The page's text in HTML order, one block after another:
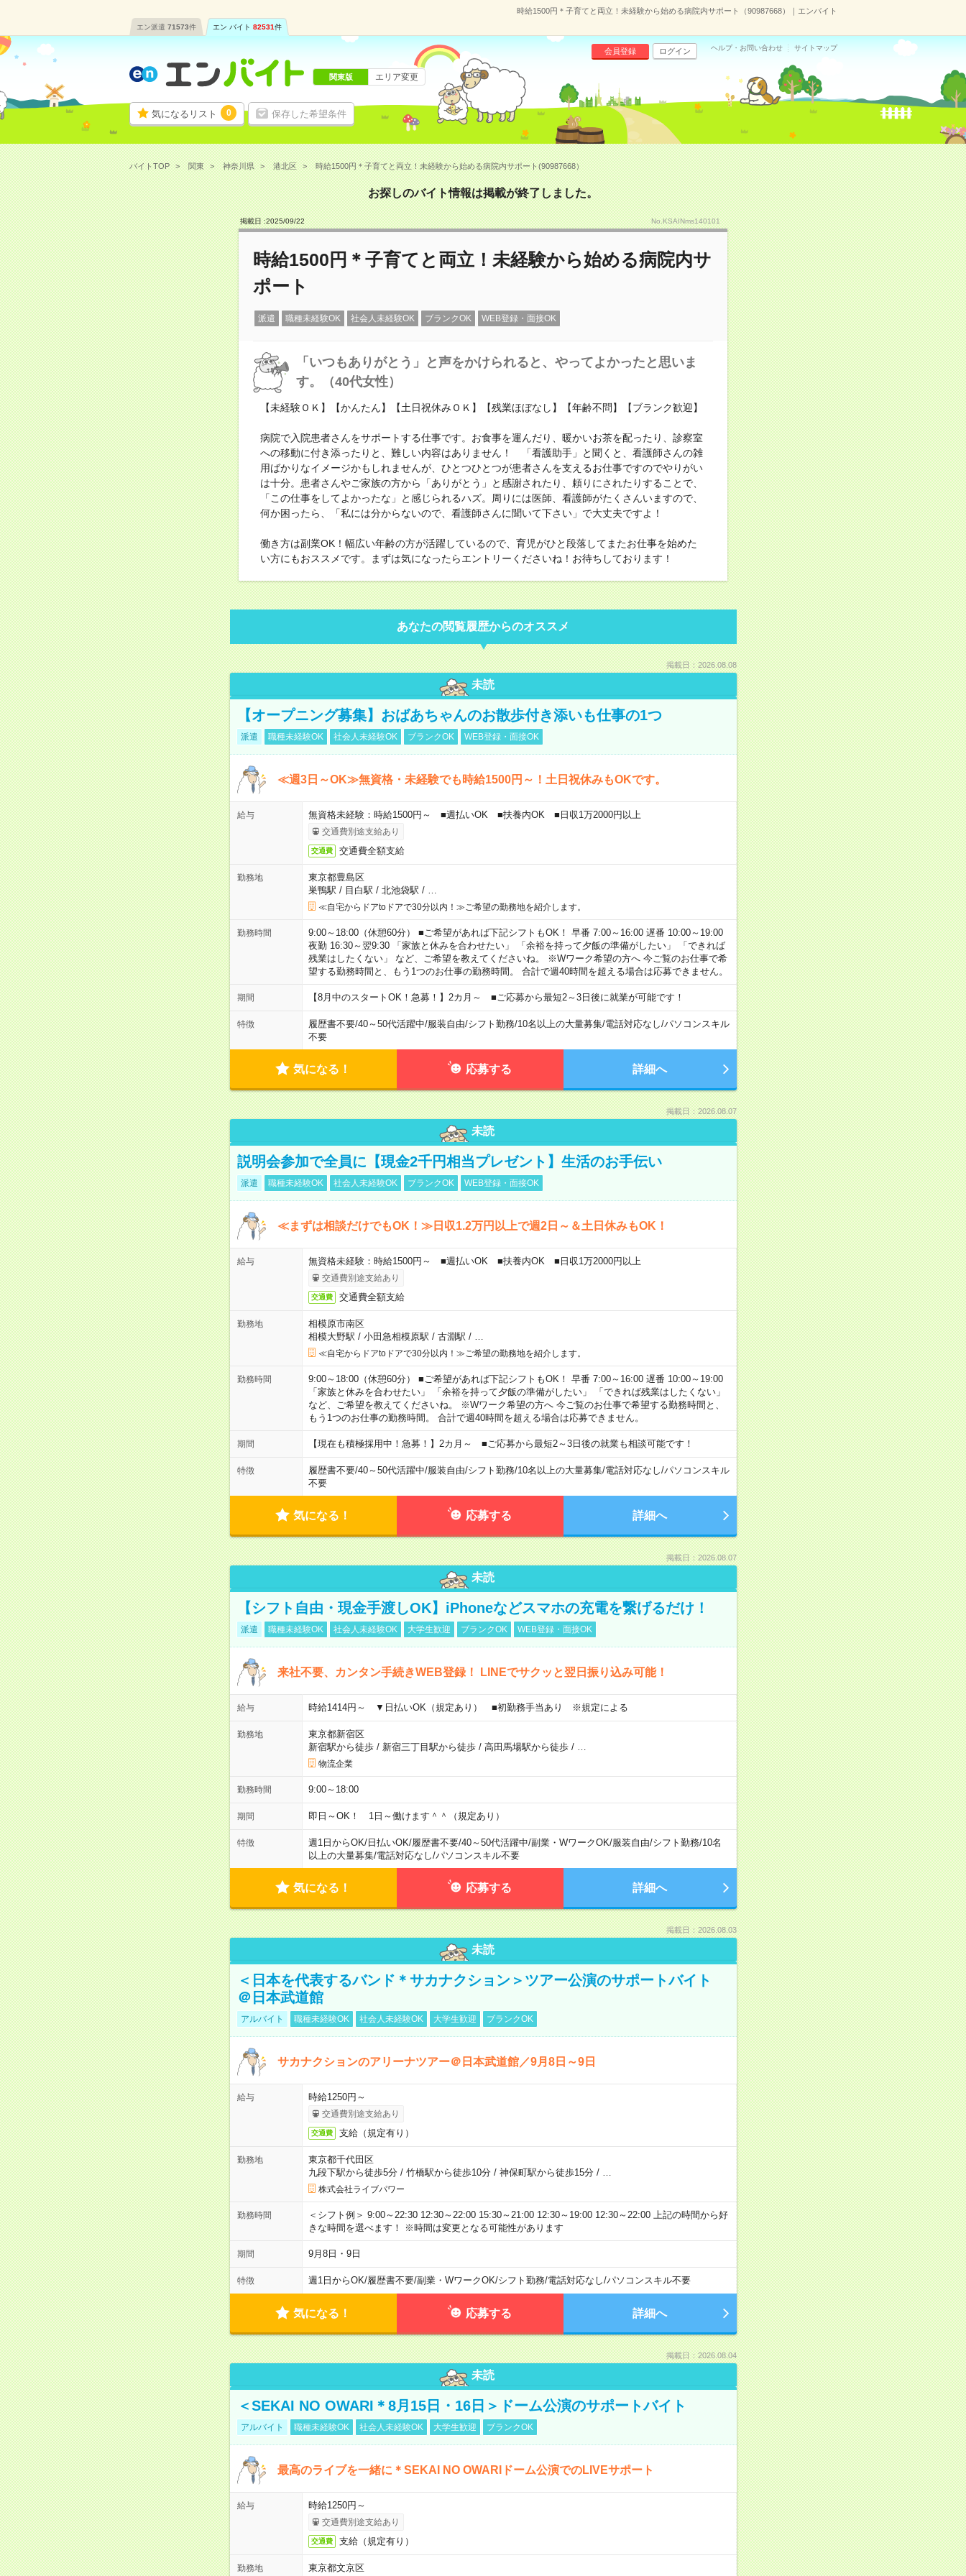
時給1500円＊子育てと両立！未経験から始める病院内サポート（90987668）｜エンバイト
エン派遣 71573件 エン バイト 82531件
気になるリスト 0 保存した希望条件
会員登録 ログイン ヘルプ・お問い合わせ サイトマップ
関東版 エリア変更
バイトTOP 関東 神奈川県 港北区 時給1500円＊子育てと両立！未経験から始める病院内サポート(90987668）
お探しのバイト情報は掲載が終了しました。
掲載日 :2025/09/22 No.KSAINms140101
時給1500円＊子育てと両立！未経験から始める病院内サ
ポート
派遣 職種未経験OK 社会人未経験OK ブランクOK WEB登録・面接OK
「いつもありがとう」と声をかけられると、やってよかったと思いま
す。（40代女性）
【未経験ＯＫ】【かんたん】【土日祝休みＯＫ】【残業ほぼなし】【年齢不問】【ブランク歓迎】
病院で入院患者さんをサポートする仕事です。お食事を運んだり、暖かいお茶を配ったり、診察室
への移動に付き添ったりと、難しい内容はありません！ 「看護助手」と聞くと、看護師さんの雑
用ばかりなイメージかもしれませんが、ひとつひとつが患者さんを支えるお仕事ですのでやりがい
は十分。患者さんやご家族の方から「ありがとう」と感謝されたり、頼りにされたりすることで、
「この仕事をしてよかったな」と感じられるハズ。周りには医師、看護師がたくさんいますので、
何か困ったら、「私には分からないので、看護師さんに聞いて下さい」で大丈夫ですよ！
働き方は副業OK！幅広い年齢の方が活躍しているので、育児がひと段落してまたお仕事を始めた
い方にもおススメです。まずは気になったらエントリーくださいね！お待ちしております！
あなたの閲覧履歴からのオススメ
掲載日：2026.08.08
未読
【オープニング募集】おばあちゃんのお散歩付き添いも仕事の1つ
派遣 職種未経験OK 社会人未経験OK ブランクOK WEB登録・面接OK
≪週3日～OK≫無資格・未経験でも時給1500円～！土日祝休みもOKです。
給与 無資格未経験：時給1500円～ ■週払いOK ■扶養内OK ■日収1万2000円以上
交通費別途支給あり
交通費 交通費全額支給
勤務地
東京都豊島区
巣鴨駅 / 目白駅 / 北池袋駅 /
≪自宅からドアtoドアで30分以内！≫ご希望の勤務地を紹介します。
勤務時間
9:00～18:00（休憩60分） ■ご希望があれば下記シフトもOK！ 早番 7:00～16:00 遅番 10:00～19:00
夜勤 16:30～翌9:30 「家族と休みを合わせたい」 「余裕を持って夕飯の準備がしたい」 「できれば
残業はしたくない」 など、ご希望を教えてくださいね。 ※Wワーク希望の方へ 今ご覧のお仕事で希
望する勤務時間と、もう1つのお仕事の勤務時間。 合計で週40時間を超える場合は応募できません。
期間 【8月中のスタートOK！急募！】2カ月～ ■ご応募から最短2～3日後に就業が可能です！
特徴 履歴書不要/40～50代活躍中/服装自由/シフト勤務/10名以上の大量募集/電話対応なし/パソコンスキル
不要
気になる！ 応募する 詳細へ
掲載日：2026.08.07
未読
説明会参加で全員に【現金2千円相当プレゼント】生活のお手伝い
派遣 職種未経験OK 社会人未経験OK ブランクOK WEB登録・面接OK
≪まずは相談だけでもOK！≫日収1.2万円以上で週2日～＆土日休みもOK！
給与 無資格未経験：時給1500円～ ■週払いOK ■扶養内OK ■日収1万2000円以上
交通費別途支給あり
交通費 交通費全額支給
勤務地
相模原市南区
相模大野駅 / 小田急相模原駅 / 古淵駅 /
≪自宅からドアtoドアで30分以内！≫ご希望の勤務地を紹介します。
勤務時間
9:00～18:00（休憩60分） ■ご希望があれば下記シフトもOK！ 早番 7:00～16:00 遅番 10:00～19:00
「家族と休みを合わせたい」 「余裕を持って夕飯の準備がしたい」 「できれば残業はしたくない」
など、ご希望を教えてくださいね。 ※Wワーク希望の方へ 今ご覧のお仕事で希望する勤務時間と、
もう1つのお仕事の勤務時間。 合計で週40時間を超える場合は応募できません。
期間 【現在も積極採用中！急募！】2カ月～ ■ご応募から最短2～3日後の就業も相談可能です！
特徴 履歴書不要/40～50代活躍中/服装自由/シフト勤務/10名以上の大量募集/電話対応なし/パソコンスキル
不要
気になる！ 応募する 詳細へ
掲載日：2026.08.07
未読
【シフト自由・現金手渡しOK】iPhoneなどスマホの充電を繋げるだけ！
派遣 職種未経験OK 社会人未経験OK 大学生歓迎 ブランクOK WEB登録・面接OK
来社不要、カンタン手続きWEB登録！ LINEでサクッと翌日振り込み可能！
給与 時給1414円～ ▼日払いOK（規定あり） ■初勤務手当あり ※規定による
勤務地
東京都新宿区
新宿駅から徒歩/ 新宿三丁目駅から徒歩/ 高田馬場駅から徒歩/
物流企業
勤務時間 9:00～18:00
期間 即日～OK！ 1日～働けます＾＾（規定あり）
特徴 週1日からOK/日払いOK/履歴書不要/40～50代活躍中/副業・WワークOK/服装自由/シフト勤務/10名
以上の大量募集/電話対応なし/パソコンスキル不要
気になる！ 応募する 詳細へ
掲載日：2026.08.03
未読
＜日本を代表するバンド＊サカナクション＞ツアー公演のサポートバイト
＠日本武道館
アルバイト 職種未経験OK 社会人未経験OK 大学生歓迎 ブランクOK
サカナクションのアリーナツアー＠日本武道館／9月8日～9日
給与 時給1250円～
交通費別途支給あり
交通費 支給（規定有り）
勤務地
東京都千代田区
九段下駅から徒歩5分/ 竹橋駅から徒歩10分/ 神保町駅から徒歩15分/
株式会社ライブパワー
勤務時間
＜シフト例＞ 9:00～22:30 12:30～22:00 15:30～21:00 12:30～19:00 12:30～22:00 上記の時間から好
きな時間を選べます！ ※時間は変更となる可能性があります
期間 9月8日・9日
特徴 週1日からOK/履歴書不要/副業・WワークOK/シフト勤務/電話対応なし/パソコンスキル不要
気になる！ 応募する 詳細へ
掲載日：2026.08.04
未読
＜SEKAI NO OWARI＊8月15日・16日＞ドーム公演のサポートバイト
アルバイト 職種未経験OK 社会人未経験OK 大学生歓迎 ブランクOK
最高のライブを一緒に＊SEKAI NO OWARIドーム公演でのLIVEサポート
給与 時給1250円～
交通費別途支給あり
交通費 支給（規定有り）
勤務地
東京都文京区